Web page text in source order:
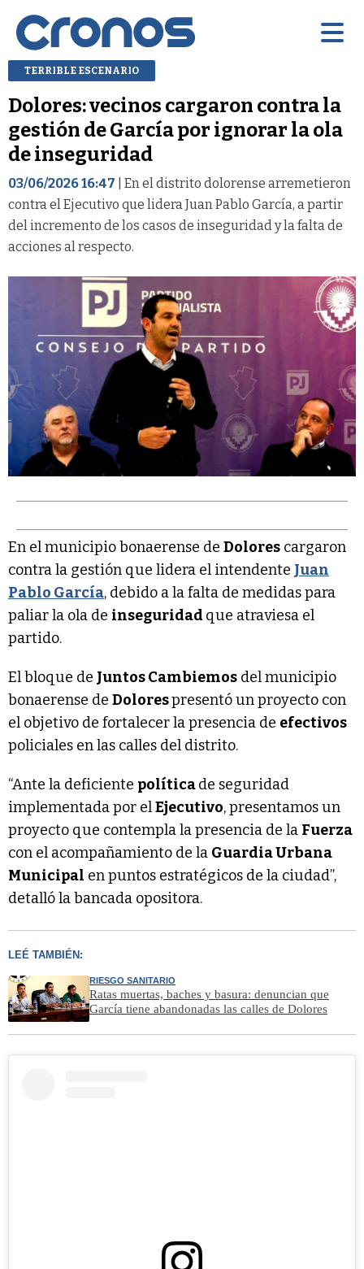
TERRIBLE ESCENARIO
Dolores: vecinos cargaron contra la
gestión de García por ignorar la ola
de inseguridad
03/06/2026 16:47 | En el distrito dolorense arremetieron
contra el Ejecutivo que lidera Juan Pablo García, a partir
del incremento de los casos de inseguridad y la falta de
acciones al respecto.
En el municipio bonaerense de Dolores cargaron
contra la gestión que lidera el intendente Juan
Pablo García, debido a la falta de medidas para
paliar la ola de inseguridad que atraviesa el
partido.
El bloque de Juntos Cambiemos del municipio
bonaerense de Dolorespresentó un proyecto con
el objetivo de fortalecer la presencia de efectivos
policiales en las calles del distrito.
“Ante la deficiente políticade seguridad
implementada por elEjecutivo, presentamos un
proyecto que contempla la presencia de la Fuerza
con el acompañamiento de la Guardia Urbana
Municipal en puntos estratégicos de la ciudad”,
detalló la bancada opositora.
LEÉ TAMBIÉN:
RIESGO SANITARIO
Ratas muertas, baches y basura: denuncian que
García tiene abandonadas las calles de Dolores